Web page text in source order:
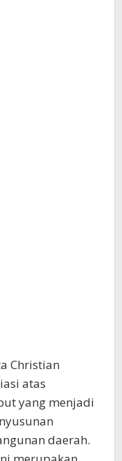
Christian
atas
yang menjadi
daerah.